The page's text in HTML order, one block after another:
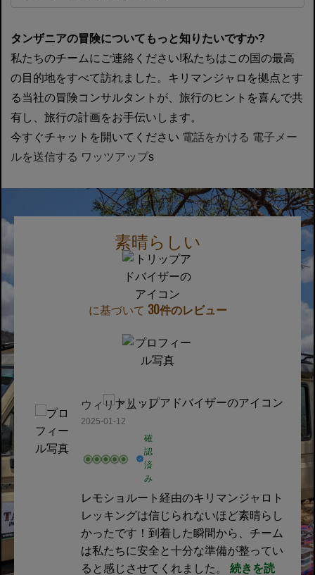
タンザニアの冒険についてもっと知りたいですか?
私たちのチームにご連絡ください!私たちはこの国の最高
の目的地をすべて訪れました。キリマンジャロを拠点とす
る当社の冒険コンサルタントが、旅行のヒントを喜んで共
有し、旅行の計画をお手伝いします。
今すぐチャットを開いてください 電話をかける 電子メー
ルを送信する ワッツアップs
素晴らしい
に基づいて 30件のレビュー
ウィリアム・J
2025-01-12
確
認
済
み
レモショルート経由のキリマンジャロト
レッキングは信じられないほど素晴らし
かったです！到着した瞬間から、チーム
は私たちに安全と十分な準備が整ってい
ると感じさせてくれました。 続きを読